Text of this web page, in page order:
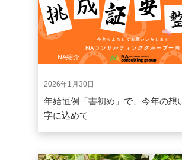
NA紹介
2026年1月30日
年始恒例「書初め」で、今年の想
字に込めて